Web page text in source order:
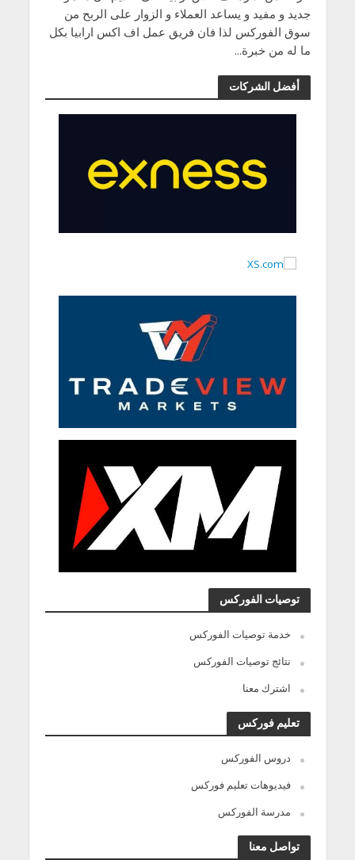
جديد و مفيد و يساعد العملاء و الزوار على الربح من
سوق الفوركس لذا فان فريق عمل اف اكس ارابيا بكل
ما له من خبرة...
أفضل الشركات
توصيات الفوركس
خدمة توصيات الفوركس
نتائج توصيات الفوركس
اشترك معنا
تعليم فوركس
دروس الفوركس
فيديوهات تعليم فوركس
مدرسة الفوركس
تواصل معنا